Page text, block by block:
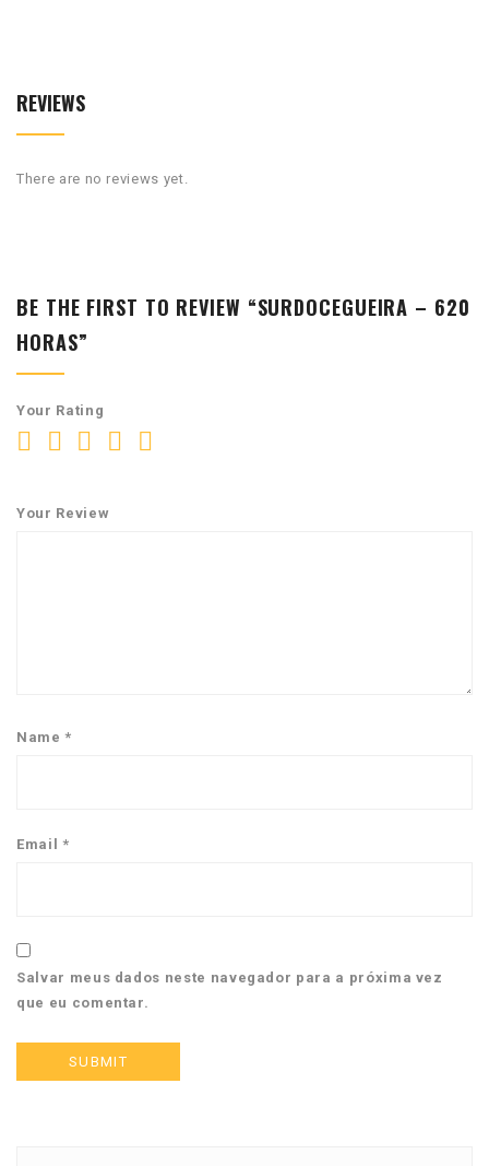
REVIEWS
There are no reviews yet.
BE THE FIRST TO REVIEW “SURDOCEGUEIRA – 620
HORAS”
Your Rating
Your Review
Name*
Email *
Salvar meus dados neste navegador para a próxima vez
que eu comentar.